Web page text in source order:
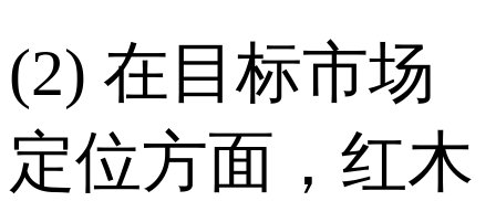
(2) 在目标市场
定位方面，红木